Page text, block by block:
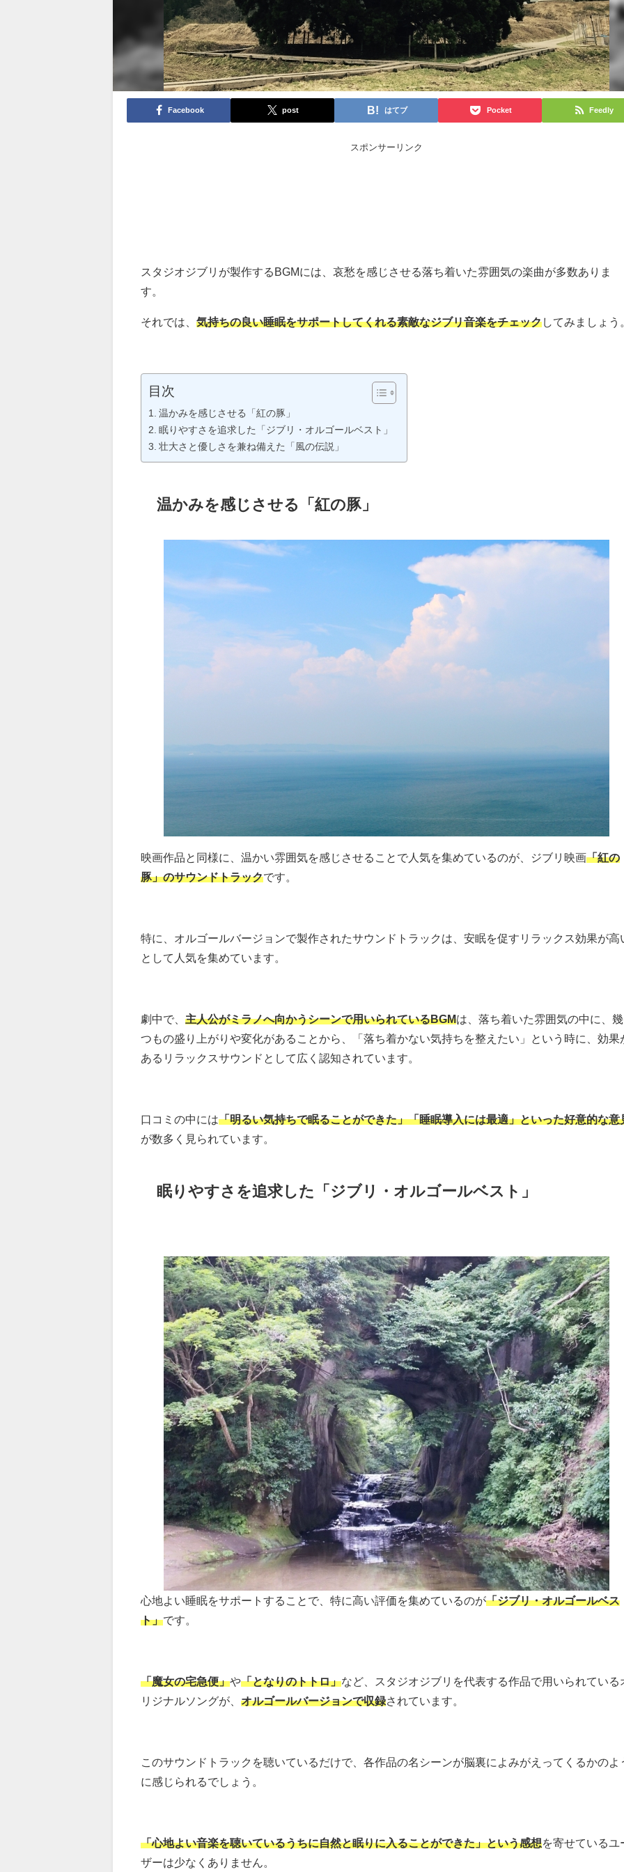
Facebook post はてブ Pocket Feedly
スポンサーリンク
スタジオジブリが製作するBGMには、哀愁を感じさせる落ち着いた雰囲気の楽曲が多数ありま
す。
それでは、気持ちの良い睡眠をサポートしてくれる素敵なジブリ音楽をチェックしてみましょう
目次
温かみを感じさせる「紅の豚」
眠りやすさを追求した「ジブリ・オルゴールベスト」
壮大さと優しさを兼ね備えた「風の伝説」
温かみを感じさせる「紅の豚」
映画作品と同様に、温かい雰囲気を感じさせることで人気を集めているのが、ジブリ映画「紅の
豚」のサウンドトラックです。
特に、オルゴールバージョンで製作されたサウンドトラックは、安眠を促すリラックス効果が高
として人気を集めています。
劇中で、主人公がミラノへ向かうシーンで用いられているBGMは、落ち着いた雰囲気の中に、幾
つもの盛り上がりや変化があることから、「落ち着かない気持ちを整えたい」という時に、効果
あるリラックスサウンドとして広く認知されています。
口コミの中には「明るい気持ちで眠ることができた」「睡眠導入には最適」といった好意的な意
が数多く見られています。
眠りやすさを追求した「ジブリ・オルゴールベスト」
心地よい睡眠をサポートすることで、特に高い評価を集めているのが「ジブリ・オルゴールベス
ト」です。
「魔女の宅急便」や「となりのトトロ」など、スタジオジブリを代表する作品で用いられている
リジナルソングが、オルゴールバージョンで収録されています。
このサウンドトラックを聴いているだけで、各作品の名シーンが脳裏によみがえってくるかのよ
に感じられるでしょう。
「心地よい音楽を聴いているうちに自然と眠りに入ることができた」という感想を寄せているユ
ザーは少なくありません。